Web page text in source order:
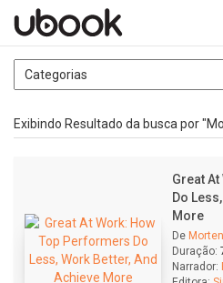
Exibindo Resultado da busca por
Great
Do
More
De
Duração:
Narrador: